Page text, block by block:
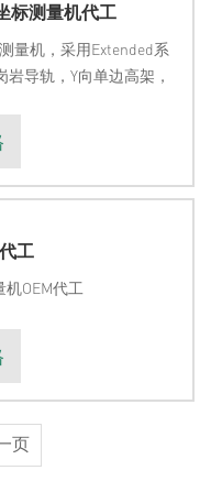
标测量机代工
量机，采用Extended系
导轨，Y向单边高架，
系统/气动系统进行标配/
工
OEM代工
页